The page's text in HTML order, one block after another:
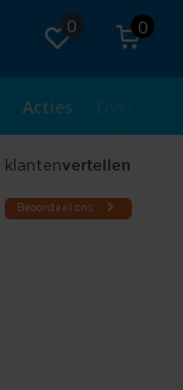
0 0
Acties